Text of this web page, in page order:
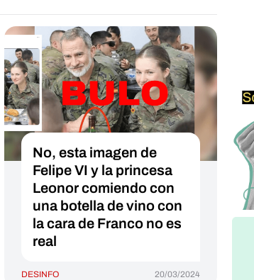
No, esta imagen de
Felipe VI y la princesa
Leonor comiendo con
una botella de vino con
la cara de Franco no es
real
DESINFO 20/03/2024